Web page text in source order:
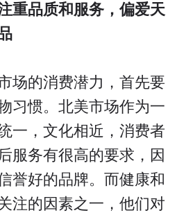
重品质和服务，偏爱天
场的消费潜力，首先要
习惯。北美市场作为一
一，文化相近，消费者
服务有很高的要求，因
誉好的品牌。而健康和
注的因素之一，他们对